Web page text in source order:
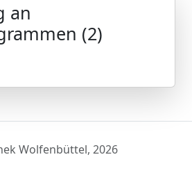
an
(2)
Wolfenbüttel, 2026